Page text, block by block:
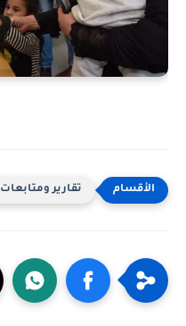
تقارير ومتابعات